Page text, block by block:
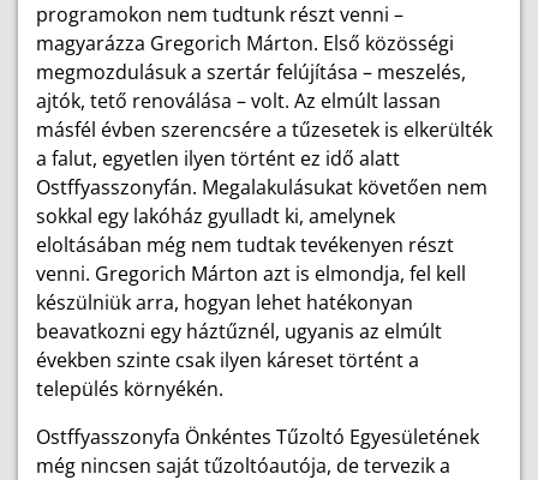
programokon nem tudtunk részt venni –
magyarázza Gregorich Márton. Első közösségi
megmozdulásuk a szertár felújítása – meszelés,
ajtók, tető renoválása – volt. Az elmúlt lassan
másfél évben szerencsére a tűzesetek is elkerülték
a falut, egyetlen ilyen történt ez idő alatt
Ostffyasszonyfán. Megalakulásukat követően nem
sokkal egy lakóház gyulladt ki, amelynek
eloltásában még nem tudtak tevékenyen részt
venni. Gregorich Márton azt is elmondja, fel kell
készülniük arra, hogyan lehet hatékonyan
beavatkozni egy háztűznél, ugyanis az elmúlt
években szinte csak ilyen káreset történt a
település környékén.
Ostffyasszonyfa Önkéntes Tűzoltó Egyesületének
még nincsen saját tűzoltóautója, de tervezik a